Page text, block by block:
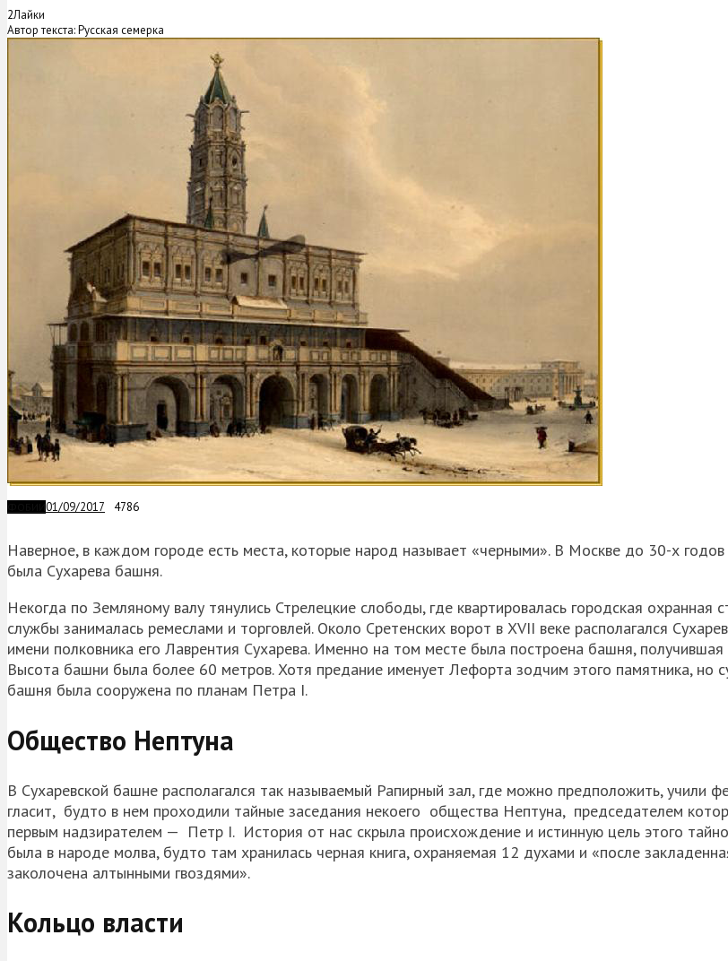
2Лайки
Автор текста: Русская семерка
01/09/2017 4786
Наверное, в каждом городе есть места, которые народ называет «черными». В Москве до 30-х
была Сухарева башня.
Некогда по Земляному валу тянулись Стрелецкие слободы, где квартировалась городская охранная
службы занималась ремеслами и торговлей. Около Сретенских ворот в XVII веке располагался
имени полковника его Лаврентия Сухарева. Именно на том месте была построена башня, получившая
Высота башни была более 60 метров. Хотя предание именует Лефорта зодчим этого памятника, но
башня была сооружена по планам Петра I.
Общество Нептуна
В Сухаревской башне располагался так называемый Рапирный зал, где можно предположить, учили
гласит, будто в нем проходили тайные заседания некоего общества Нептуна, председателем
первым надзирателем — Петр I. История от нас скрыла происхождение и истинную цель этого
была в народе молва, будто там хранилась черная книга, охраняемая 12 духами и «после
заколочена алтынными гвоздями».
Кольцо власти